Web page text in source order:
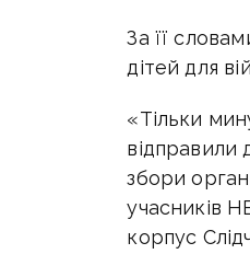
За її
дітей для
«Тільки
відправили
збори
учасників
корпус